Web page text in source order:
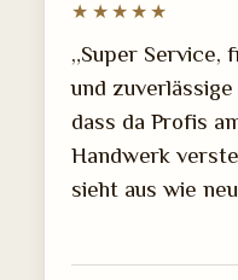
★★★★★
„Super Service,
und
dass da Profis
Handwerk
sieht aus wie